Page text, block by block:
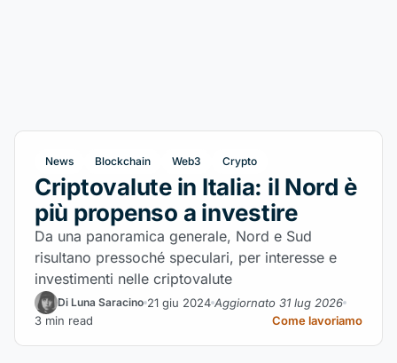
News Blockchain Web3 Crypto
Criptovalute in Italia: il Nord è
più propenso a investire
Da una panoramica generale, Nord e Sud
risultano pressoché speculari, per interesse e
investimenti nelle criptovalute
Di Luna Saracino 21 giu 2024 Aggiornato 31 lug 2026
3 min read
Come lavoriamo